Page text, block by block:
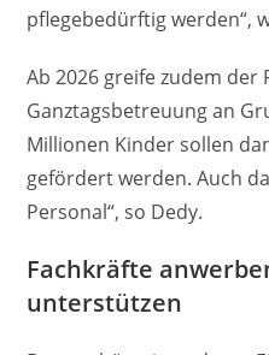
pflegebedürftig werden“,
Ab 2026 greife zudem der
Ganztagsbetreuung an
Millionen Kinder sollen
gefördert werden. Auch
Personal“, so Dedy.
Fachkräfte
unterstützen